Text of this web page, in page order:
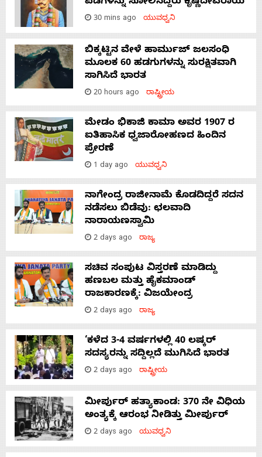
30 mins ago ಯುವಧ್ವನಿ
ಬಿಕ್ಕಟ್ಟಿನ ವೇಳೆ ಹಾರ್ಮುಜ್ ಜಲಸಂಧಿ
ಮೂಲಕ 60 ಹಡಗುಗಳನ್ನು ಸುರಕ್ಷಿತವಾಗಿ
ಸಾಗಿಸಿದೆ ಭಾರತ
20 hours ago ರಾಷ್ಟ್ರೀಯ
ಮೇಡಂ ಭಿಕಾಜಿ ಕಾಮಾ ಅವರ 1907 ರ
ಐತಿಹಾಸಿಕ ಧ್ವಜಾರೋಹಣದ ಹಿಂದಿನ
ಪ್ರೇರಣೆ
1 day ago ಯುವಧ್ವನಿ
ನಾಗೇಂದ್ರ ರಾಜೀನಾಮೆ ಕೊಡದಿದ್ದರೆ ಸದನ
ನಡೆಸಲು ಬಿಡೆವು: ಛಲವಾದಿ
ನಾರಾಯಣಸ್ವಾಮಿ
2 days ago ರಾಜ್ಯ
ಸಚಿವ ಸಂಪುಟ ವಿಸ್ತರಣೆ ಮಾಡಿದ್ದು
ಹಣಬಲ ಮತ್ತು ಹೈಕಮಾಂಡ್
ರಾಜಕಾರಣಕ್ಕೆ: ವಿಜಯೇಂದ್ರ
2 days ago ರಾಜ್ಯ
‘ಕಳೆದ 3-4 ವರ್ಷಗಳಲ್ಲಿ 40 ಲಷ್ಕರ್
ಸದಸ್ಯರನ್ನು ಸದ್ದಿಲ್ಲದೆ ಮುಗಿಸಿದೆ ಭಾರತ
2 days ago ರಾಷ್ಟ್ರೀಯ
ಮೀರ್ಪುರ್ ಹತ್ಯಾಕಾಂಡ: 370 ನೇ ವಿಧಿಯ
ಅಂತ್ಯಕ್ಕೆ ಆರಂಭ ನೀಡಿತ್ತು ಮೀರ್ಪುರ್
2 days ago ಯುವಧ್ವನಿ